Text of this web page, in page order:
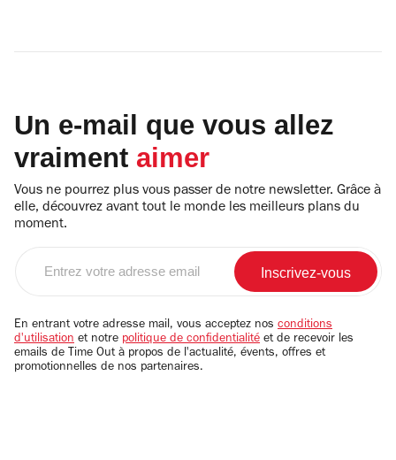
Un e-mail que vous allez
vraiment aimer
Vous ne pourrez plus vous passer de notre newsletter. Grâce à
elle, découvrez avant tout le monde les meilleurs plans du
moment.
email
En entrant votre adresse mail, vous acceptez nos conditions
d'utilisation et notre politique de confidentialité et de recevoir les
emails de Time Out à propos de l'actualité, évents, offres et
promotionnelles de nos partenaires.